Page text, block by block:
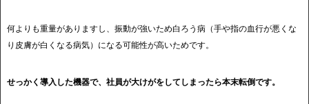
何よりも重量がありますし、振動が強いため白ろう病（手や指の血行が悪くな
り皮膚が白くなる病気）になる可能性が高いためです。
せっかく導入した機器で、社員が大けがをしてしまったら本末転倒です。